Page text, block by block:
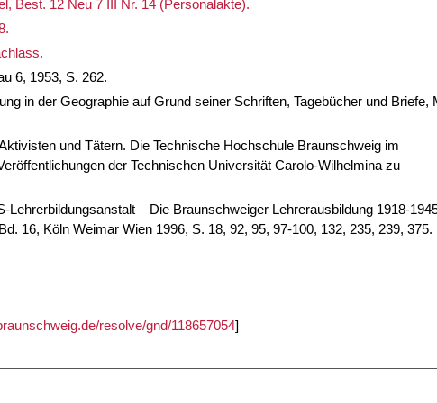
Best. 12 Neu 7 III Nr. 14 (Personalakte).
6, 1953, S. 262.
in der Geographie auf Grund seiner Schriften, Tagebücher und Briefe,
und Tätern. Die Technische Hochschule Braunschweig im
der Technischen Universität Carolo-Wilhelmina zu
– Die Braunschweiger Lehrerausbildung 1918-
16, Köln Weimar Wien 1996, S. 18, 92, 95, 97-100, 132, 235, 239, 375.
resolve/gnd/118657054]